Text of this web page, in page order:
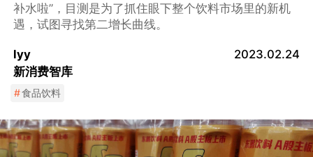
补水啦”，目测是为了抓住眼下整个饮料市场里的新机
遇，试图寻找第二增长曲线。
lyy
新消费智库
2023.02.24
#食品饮料